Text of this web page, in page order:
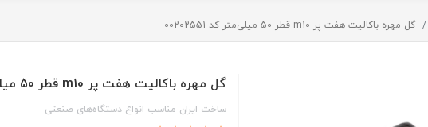
گل مهره باکالیت هفت پر m10 قطر 50 میلی‌متر کد 00202551
گل مهره باکالیت هفت پر m10 قطر 50 میلی‌متر کد 00202551
ساخت ایران مناسب انواع دستگاه‌های صنعتی